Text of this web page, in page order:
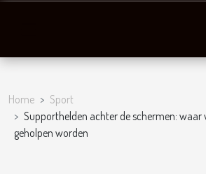
Home
Sport
Supporthelden achter de schermen: waar
geholpen worden